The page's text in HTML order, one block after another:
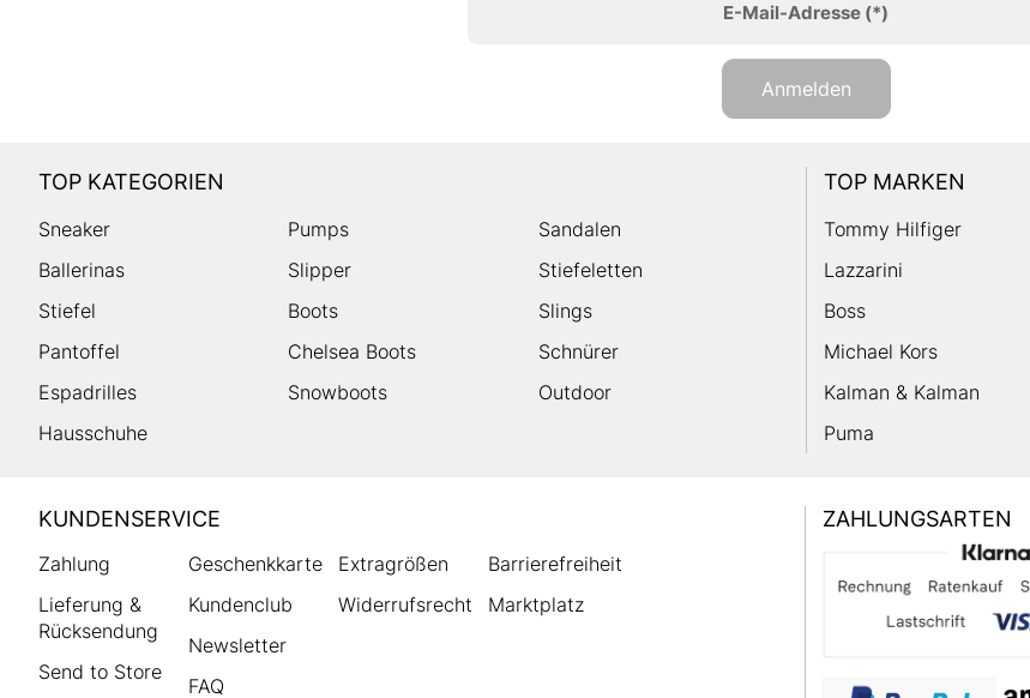
E-Mail-Adresse(*)
Anmelden
TOP KATEGORIEN
Sneaker Pumps
Sandalen
Ballerinas
Slipper
Stiefeletten
Stiefel
Boots
Slings
Pantoffel
Chelsea Boots
Schnürer
Espadrilles
Snowboots
Outdoor
Hausschuhe
TOP MARKEN
Tommy Hilfiger
Lazzarini
Boss
Michael Kors
Kalman & Kalman
Puma
HUMANIC
Footer
KUNDENSERVICE
Zahlung
Lieferung &
Rücksendung
Send to Store
Geschenkkarte
Kundenclub
Newsletter
FAQ
Extragrößen
Widerrufsrecht
Barrierefreiheit
Marktplatz
ZAHLUNGSARTEN